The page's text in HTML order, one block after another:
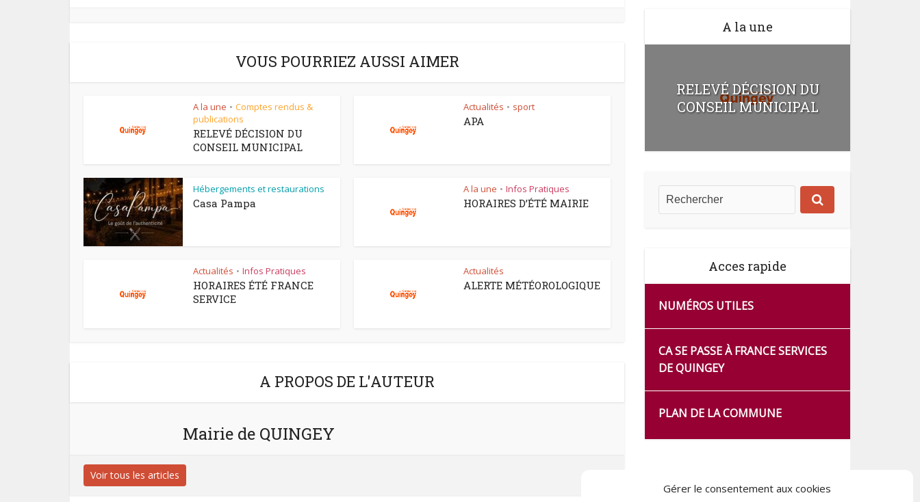
Gérer le consentement aux cookies
VOUS POURRIEZ AUSSI AIMER
A la une • Comptes rendus &
publications
RELEVÉ DÉCISION DU
CONSEIL MUNICIPAL
Actualités • sport
APA
Hébergements et restaurations
Casa Pampa
A la une • Infos Pratiques
HORAIRES D’ÉTÉ MAIRIE
Actualités • Infos Pratiques
HORAIRES ÉTÉ FRANCE
SERVICE
Actualités
ALERTE MÉTÉOROLOGIQUE
A PROPOS DE L'AUTEUR
Mairie de QUINGEY
Voir tous les articles
A la une
RELEVÉ DÉCISION DU
CONSEIL MUNICIPAL
Acces rapide
NUMÉROS UTILES
CA SE PASSE À FRANCE SERVICES
DE QUINGEY
PLAN DE LA COMMUNE